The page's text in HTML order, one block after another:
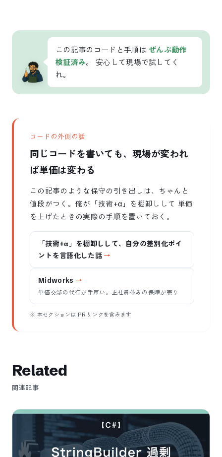
この記事のコードと手順はぜんぶ動作
検証済み。 安心して現場で試してく
れ。
コードの外側の話
同じコードを書いても、現場が変われ
ば単価は変わる
この記事のような保守の引き出しは、ちゃんと
値段がつく。俺が「技術+α」を棚卸しして 単価
を上げたときの実際の手順を置いておく。
「技術+α」を棚卸しして、自分の差別化ポイ
ントを言語化した話
Midworks
単価交渉の代行が手厚い。正社員並みの保障が売り
※ 本セクションは PR リンクを含みます
Related
関連記事